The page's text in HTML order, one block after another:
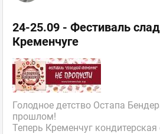
24-25.09 - Фестиваль
Кременчуге
Голодное детство Остапа
прошлом!
Теперь Кременчуг